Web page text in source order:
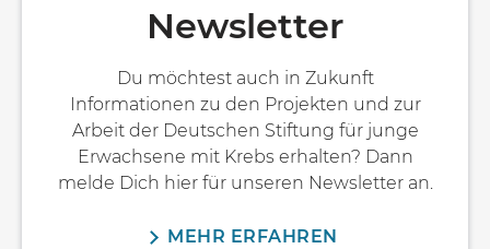
Newsletter
Du möchtest auch in Zukunft
Informationen zu den Projekten und zur
Arbeit der Deutschen Stiftung für junge
Erwachsene mit Krebs erhalten? Dann
melde Dich hier für unseren Newsletter an.
MEHR ERFAHREN